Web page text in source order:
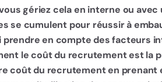
gériez cela en interne ou
se cumulent pour réussir à
en compte des facteurs
le coût du recrutement est la
coût du recrutement en